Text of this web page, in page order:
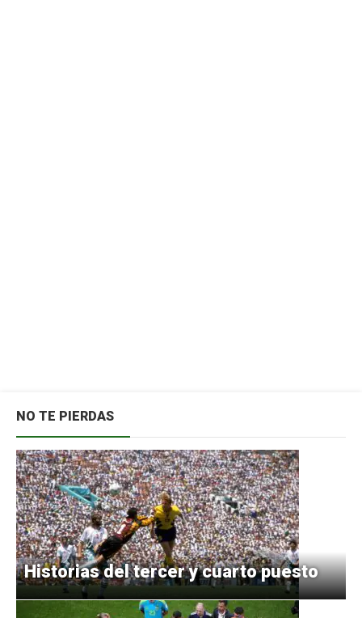
NO TE PIERDAS
Historias del tercer y cuarto puesto